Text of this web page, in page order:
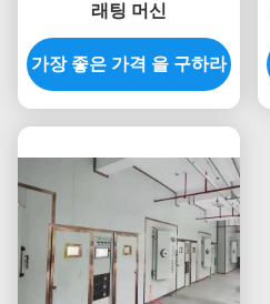
래팅 머신
가장 좋은 가격 을 구하라